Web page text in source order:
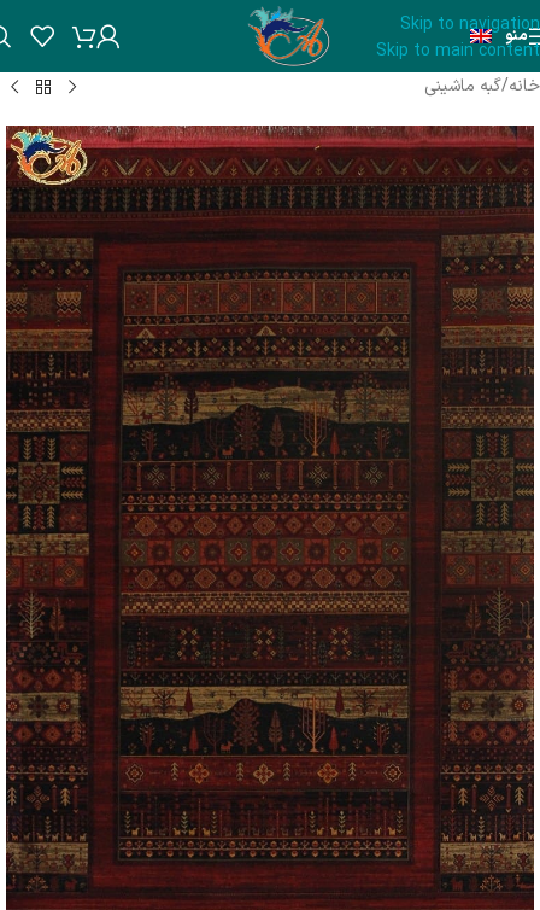
Skip to navigation
Skip to main content
منو
خانه/گبه ماشینی